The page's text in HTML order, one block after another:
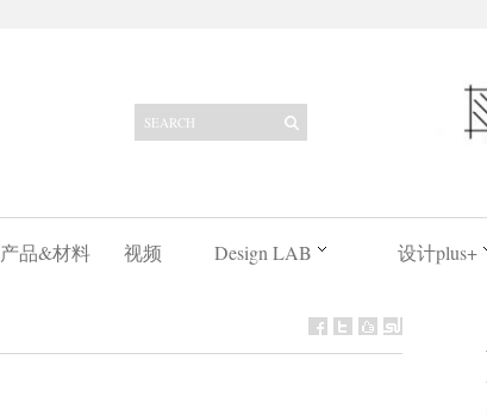
产品&材料 视频 Design LAB 设计plus+